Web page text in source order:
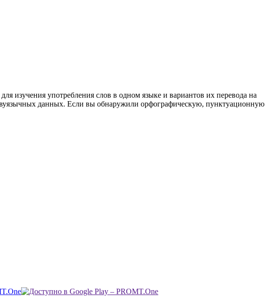
изучения употребления слов в одном языке и вариантов их перевода на
данных. Если вы обнаружили орфографическую, пунктуационную